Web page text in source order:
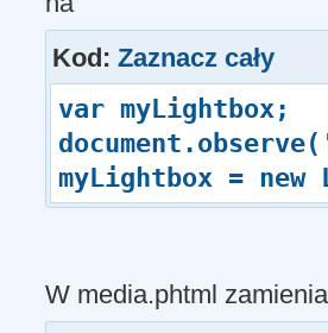
Kod:Zaznacz cały
var myLightbox;
myLightbox =
W media.phtml